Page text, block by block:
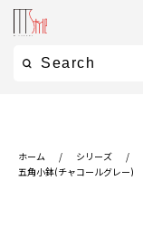
ホーム / シリーズ /
五角小鉢(チャコールグレー)